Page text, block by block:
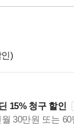
)
15% 청구 할인
30만원 또는